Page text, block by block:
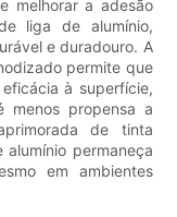
melhorar a adesão
liga de alumínio,
e duradouro. A
permite que
à superfície,
menos propensa a
de tinta
permaneça
em ambientes